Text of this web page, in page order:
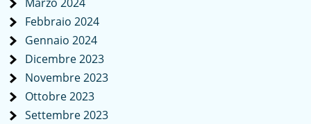
Febbraio 2024
Gennaio 2024
Dicembre 2023
Novembre 2023
Ottobre 2023
Settembre 2023